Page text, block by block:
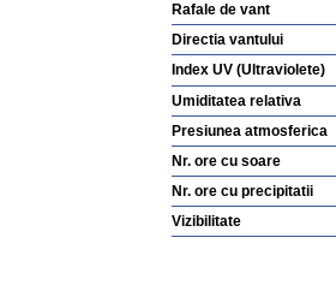
Rafale de vant
Directia vantului
Index UV (Ultraviolete)
Umiditatea relativa
Presiunea atmosferica
Nr. ore cu soare
Nr. ore cu precipitatii
Vizibilitate